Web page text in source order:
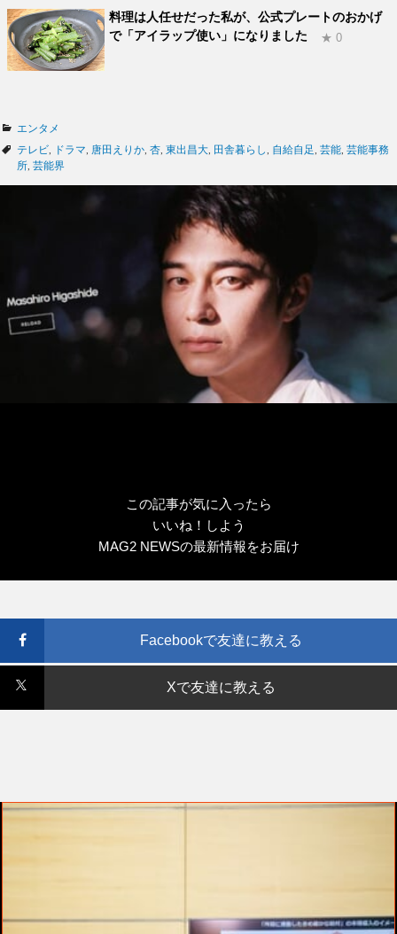
料理は人任せだった私が、公式プレートのおかげ
で「アイラップ使い」になりました
★ 0
カ
テ
ゴ
エンタメ
タ
グ
テレビ ドラマ 唐田えりか 杏 東出昌大 田舎暮らし 自給自足 芸能 芸能事務
所 芸能界
この記事が気に入ったら
いいね！しよう
MAG2 NEWSの最新情報をお届け
Facebookで友達に教える
Xで友達に教える